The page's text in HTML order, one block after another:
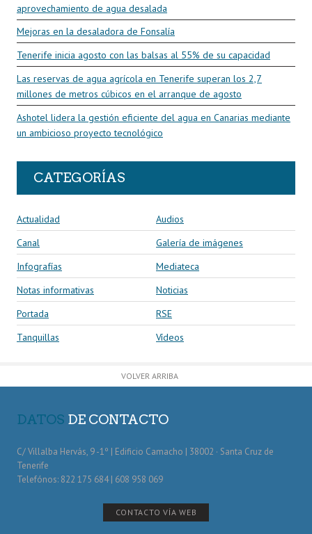
aprovechamiento de agua desalada
Mejoras en la desaladora de Fonsalía
Tenerife inicia agosto con las balsas al 55% de su capacidad
Las reservas de agua agrícola en Tenerife superan los 2,7
millones de metros cúbicos en el arranque de agosto
Ashotel lidera la gestión eficiente del agua en Canarias mediante
un ambicioso proyecto tecnológico
CATEGORÍAS
Actualidad
Audios
Canal
Galería de imágenes
Infografías
Mediateca
Notas informativas
Noticias
Portada
RSE
Tanquillas
Vídeos
VOLVER ARRIBA
DATOS DE CONTACTO
C/ Villalba Hervás, 9 -1º | Edificio Camacho | 38002 · Santa Cruz de
Tenerife
Telefónos: 822 175 684 | 608 958 069
CONTACTO VÍA WEB